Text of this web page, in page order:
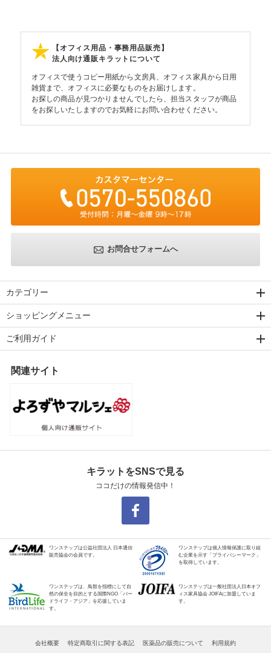
【オフィス用品・事務用品販売】
法人向け通販キラットについて
オフィスで使うコピー用紙から文房具、オフィス家具から日用
雑貨まで、オフィスに必要なものをお届けします。
お探しの商品が見つかりませんでしたら、担当スタッフが商品
をお探しいたしますのでお気軽にお問い合わせください。
お問合せフォームへ
カテゴリー
ショッピングメニュー
ご利用ガイド
関連サイト
キラットをSNSで見る
ココだけの情報発信中！
ワンステップは公益社団法人 日本通信
販売協会の会員です。
ワンステップは個人情報保護に取り組
む企業を示す「プライバシーマーク」
を取得しています。
ワンステップは、鳥類を指標にして自
然の保全を目的とする国際NGO「バー
ドライフ・アジア」を応援していま
す。
ワンステップは一般社団法人日本オフ
ィス家具協会 JOIFAに加盟していま
す。
会社概要 特定商取引に関する表記 医薬品の販売について 利用規約